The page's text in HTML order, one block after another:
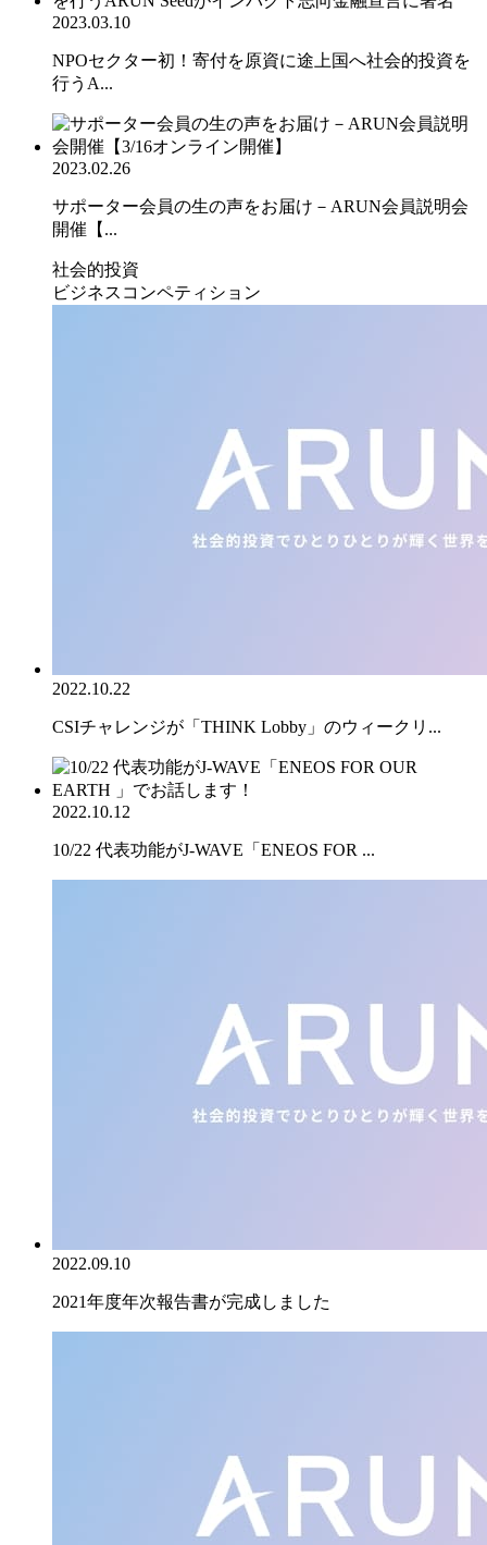
2023.03.10
NPOセクター初！寄付を原資に途上国へ社会的投資を
行うA...
2023.02.26
サポーター会員の生の声をお届け－ARUN会員説明会
開催【...
社会的投資
ビジネスコンペティション
2022.10.22
CSIチャレンジが「THINK Lobby」のウィークリ...
2022.10.12
10/22 代表功能がJ-WAVE「ENEOS FOR ...
2022.09.10
2021年度年次報告書が完成しました